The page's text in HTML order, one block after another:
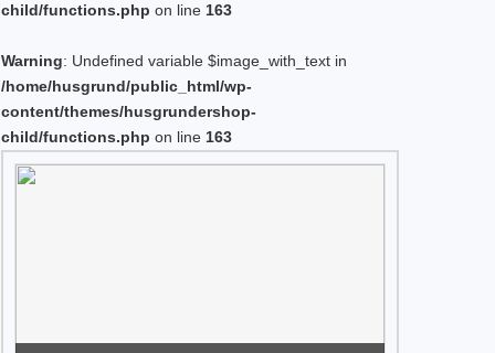
child/functions.php on line 163
Warning: Undefined variable $image_with_text in
/home/husgrund/public_html/wp-
content/themes/husgrundershop-
child/functions.php on line 163